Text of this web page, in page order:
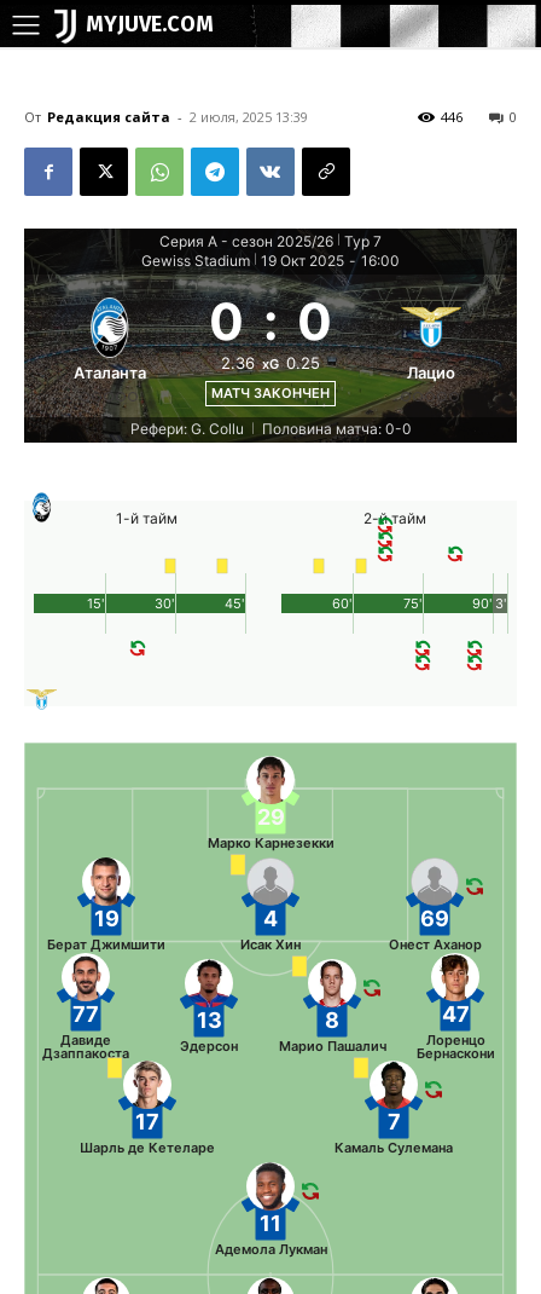
MYJUVE.COM
От Редакция сайта - 2 июля, 2025 13:39 0
446
Серия А - сезон 2025/26 Тур 7
Gewiss Stadium 19 Окт 2025 - 16:00
Аталанта
0 : 0
2.36 xG 0.25
МАТЧ ЗАКОНЧЕН
Лацио
Рефери: G. Collu Половина матча: 0-0
1-й тайм
45'
15' 30'
2-й тайм
90'
60' 75' 3'
29
Марко Карнезекки
69
Онест Аханор
4
Исак Хин
19
Берат Джимшити
47
Лоренцо
Бернаскони
8
Марио Пашалич
13
Эдерсон
77
Давиде
Дзаппакоста
7
Камаль Сулемана
17
Шарль де Кетеларе
11
Адемола Лукман